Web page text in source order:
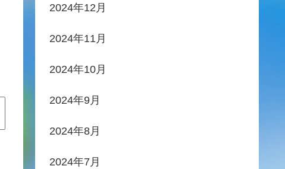
2024年12月
2024年11月
2024年10月
2024年9月
2024年8月
2024年7月